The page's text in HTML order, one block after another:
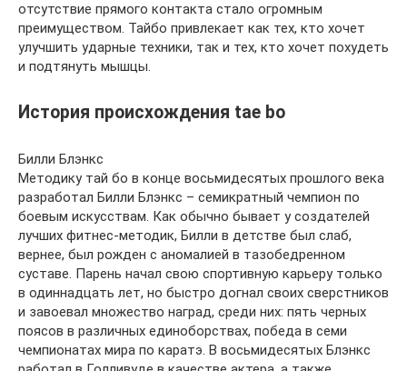
отсутствие прямого контакта стало огромным
преимуществом. Тайбо привлекает как тех, кто хочет
улучшить ударные техники, так и тех, кто хочет похудеть
и подтянуть мышцы.
История происхождения tae bo
Билли Блэнкс
Методику тай бо в конце восьмидесятых прошлого века
разработал Билли Блэнкс – семикратный чемпион по
боевым искусствам. Как обычно бывает у создателей
лучших фитнес-методик, Билли в детстве был слаб,
вернее, был рожден с аномалией в тазобедренном
суставе. Парень начал свою спортивную карьеру только
в одиннадцать лет, но быстро догнал своих сверстников
и завоевал множество наград, среди них: пять черных
поясов в различных единоборствах, победа в семи
чемпионатах мира по каратэ. В восьмидесятых Блэнкс